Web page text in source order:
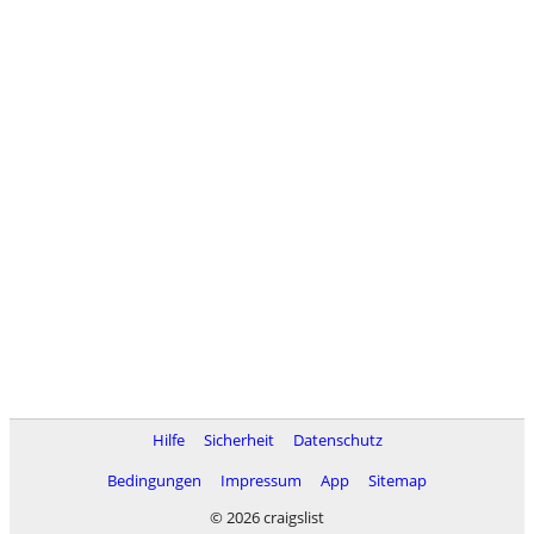
Hilfe Sicherheit
Datenschutz
Bedingungen
Impressum App
Sitemap
© 2026 craigslist